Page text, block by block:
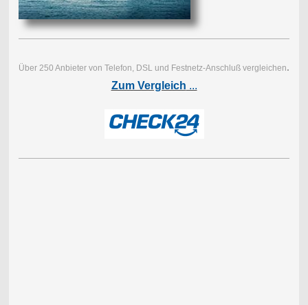
Über 250 Anbieter von Telefon, DSL und Festnetz-Anschluß vergleichen.
Zum Vergleich ...